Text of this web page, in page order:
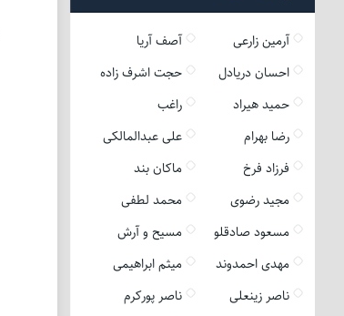
آرمین زارعی
آصف آریا
احسان دریادل
حجت اشرف زاده
حمید هیراد
راغب
رضا بهرام
علی عبدالمالکی
فرزاد فرخ
ماکان بند
مجید رضوی
محمد لطفی
مسعود صادقلو
مسیح و آرش
مهدی احمدوند
میثم ابراهیمی
ناصر زینعلی
ناصر پورکرم